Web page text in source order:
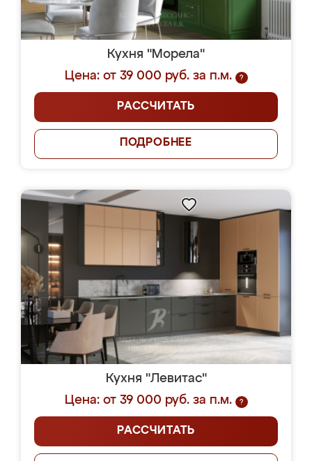
Кухня "Морела"
Цена: от 39 000 руб. за п.м.
?
РАССЧИТАТЬ
ПОДРОБНЕЕ
Кухня "Левитас"
Цена: от 39 000 руб. за п.м.
?
РАССЧИТАТЬ